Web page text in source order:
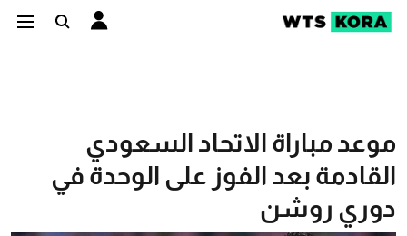
موعد مباراة الاتحاد السعودي
القادمة بعد الفوز على الوحدة في
دوري روشن